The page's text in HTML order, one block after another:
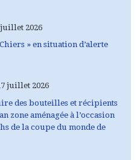
juillet 2026
» en situation d’alerte
juillet 2026
des bouteilles et récipients
zone aménagée à l’occasion
de la coupe du monde de